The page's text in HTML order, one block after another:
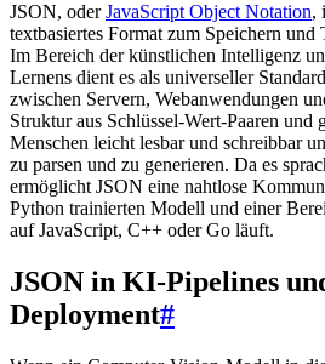
JSON, oderJavaScript Object Notation,
textbasiertes Format zum Speichern und
Im Bereich der künstlichen Intelligenz
Lernens dient es als universeller
zwischen Servern, Webanwendungen
Struktur aus Schlüssel-Wert-Paaren und
Menschen leicht lesbar und schreibbar
zu parsen und zu generieren. Da es
ermöglicht JSON eine nahtlose
Python trainierten Modell und einer
auf JavaScript, C++ oder Go läuft.
JSON in KI-Pipelines
Deployment#